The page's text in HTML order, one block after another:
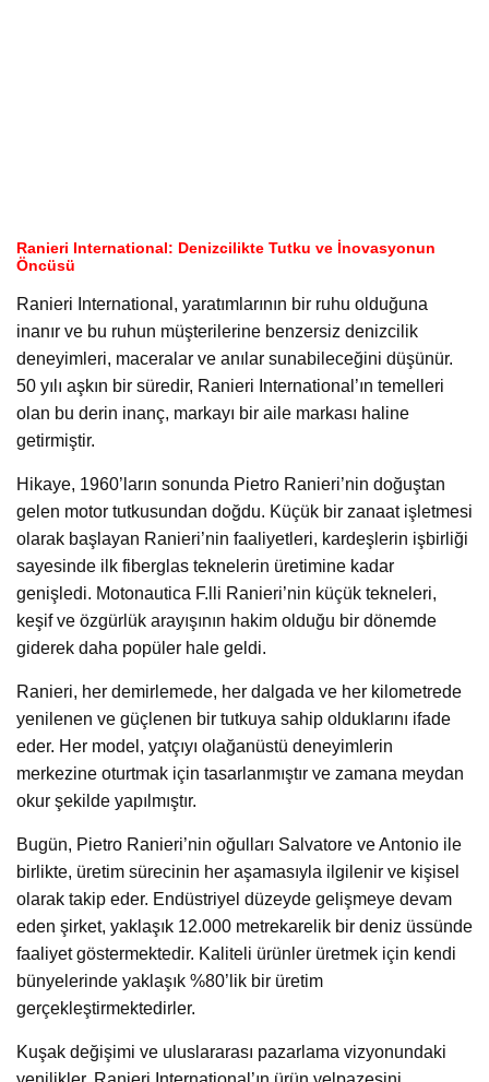
Ranieri International: Denizcilikte Tutku ve İnovasyonun
Öncüsü
Ranieri International, yaratımlarının bir ruhu olduğuna
inanır ve bu ruhun müşterilerine benzersiz denizcilik
deneyimleri, maceralar ve anılar sunabileceğini düşünür.
50 yılı aşkın bir süredir, Ranieri International’ın temelleri
olan bu derin inanç, markayı bir aile markası haline
getirmiştir.
Hikaye, 1960’ların sonunda Pietro Ranieri’nin doğuştan
gelen motor tutkusundan doğdu. Küçük bir zanaat işletmesi
olarak başlayan Ranieri’nin faaliyetleri, kardeşlerin işbirliği
sayesinde ilk fiberglas teknelerin üretimine kadar
genişledi. Motonautica F.lli Ranieri’nin küçük tekneleri,
keşif ve özgürlük arayışının hakim olduğu bir dönemde
giderek daha popüler hale geldi.
Ranieri, her demirlemede, her dalgada ve her kilometrede
yenilenen ve güçlenen bir tutkuya sahip olduklarını ifade
eder. Her model, yatçıyı olağanüstü deneyimlerin
merkezine oturtmak için tasarlanmıştır ve zamana meydan
okur şekilde yapılmıştır.
Bugün, Pietro Ranieri’nin oğulları Salvatore ve Antonio ile
birlikte, üretim sürecinin her aşamasıyla ilgilenir ve kişisel
olarak takip eder. Endüstriyel düzeyde gelişmeye devam
eden şirket, yaklaşık 12.000 metrekarelik bir deniz üssünde
faaliyet göstermektedir. Kaliteli ürünler üretmek için kendi
bünyelerinde yaklaşık %80’lik bir üretim
gerçekleştirmektedirler.
Kuşak değişimi ve uluslararası pazarlama vizyonundaki